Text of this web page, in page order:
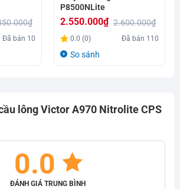
₫
Đã bán 10
P8500NLite
2.600.000₫
Giá
gốc
2.550.000₫
Giá
hiện
0.0 (0) Đã bán 110
So sánh
lông Victor A970 Nitrolite CPS
0.0
ĐÁNH GIÁ TRUNG BÌNH